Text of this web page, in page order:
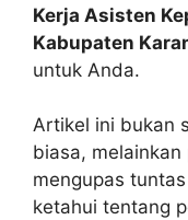
Kerja Asisten
Kabupaten
untuk Anda.
Artikel ini bukan
biasa,
mengupas
ketahui tentang